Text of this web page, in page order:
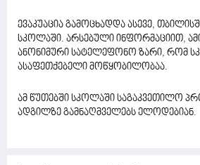
ევაკუაცია გამოცხადდა ასევე,
სკოლაში. არსებული ინფორმაციით,
ანონიმური სატელეფონო ზარი, რომ
ასაფეთქებელი მოწყობილობაა.
ამ წუთებში სკოლაში საგაკვეთილო
ადგილზე გამნაღმველებს ელოდებიან.